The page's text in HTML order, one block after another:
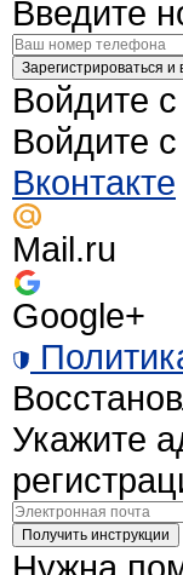
Введите
Зарегистрироваться и
Войдите
Войдите
Вконтакте
Mail.ru
Google+
Укажите
Получить инструкции